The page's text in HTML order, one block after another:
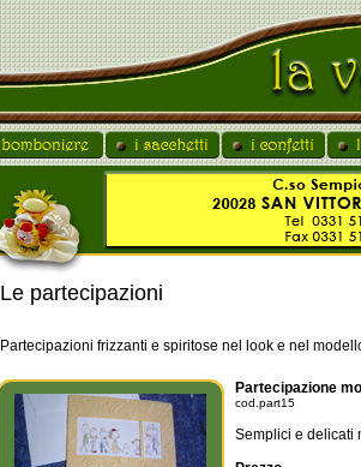
Le partecipazioni
Partecipazioni frizzanti e spiritose nel look e nel
Partecipazione
cod.part15
Semplici e delicati